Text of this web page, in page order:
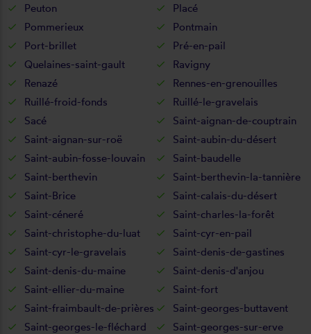
Peuton
Placé
Pommerieux
Pontmain
Port-brillet
Pré-en-pail
Quelaines-saint-gault
Ravigny
Renazé
Rennes-en-grenouilles
Ruillé-froid-fonds
Ruillé-le-gravelais
Sacé
Saint-aignan-de-couptrain
Saint-aignan-sur-roë
Saint-aubin-du-désert
Saint-aubin-fosse-louvain
Saint-baudelle
Saint-berthevin
Saint-berthevin-la-tannière
Saint-Brice
Saint-calais-du-désert
Saint-céneré
Saint-charles-la-forêt
Saint-christophe-du-luat
Saint-cyr-en-pail
Saint-cyr-le-gravelais
Saint-denis-de-gastines
Saint-denis-du-maine
Saint-denis-d'anjou
Saint-ellier-du-maine
Saint-fort
Saint-fraimbault-de-prières
Saint-georges-buttavent
Saint-georges-le-fléchard
Saint-georges-sur-erve